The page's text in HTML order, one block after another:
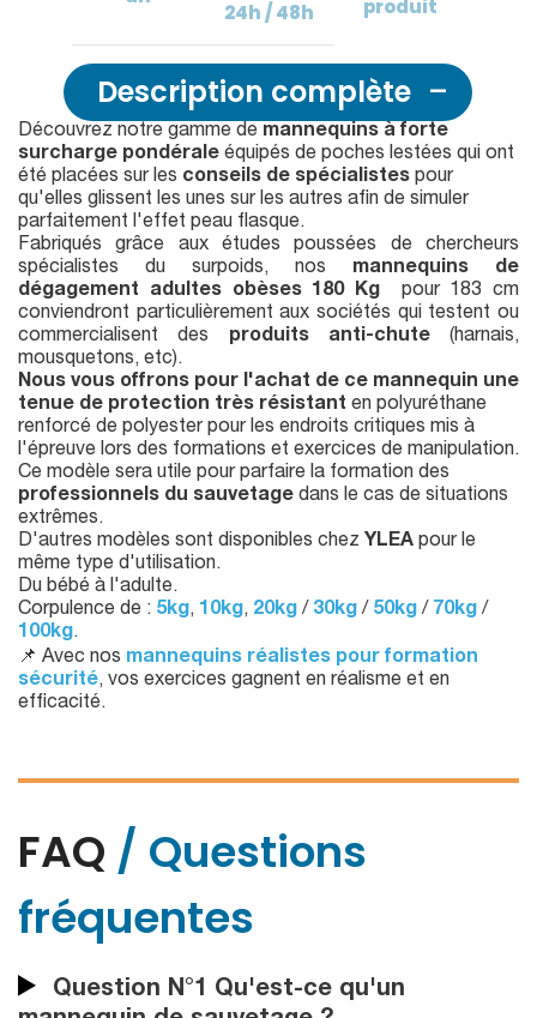
24h / 48h
produit
Description complète
Découvrez notre gamme de mannequins à forte
surcharge pondérale équipés de poches lestées qui ont
été placées sur les conseils de spécialistes pour
qu'elles glissent les unes sur les autres afin de simuler
parfaitement l'effet peau flasque.
Fabriqués grâce aux études poussées de chercheurs
spécialistes du surpoids, nos mannequins de
dégagement adultes obèses 180 Kg pour 183 cm
conviendront particulièrement aux sociétés qui testent ou
commercialisent des
produits anti-chute(harnais,
mousquetons, etc).
Nous vous offrons pour l'achat de ce mannequin une
tenue de protection très résistant en polyuréthane
renforcé de polyester pour les endroits critiques mis à
l'épreuve lors des formations et exercices de manipulation.
Ce modèle sera utile pour parfaire la formation des
professionnels du sauvetage dans le cas de situations
extrêmes.
D'autres modèles sont disponibles chez YLEA pour le
même type d'utilisation.
Du bébé à l'adulte.
Corpulence de : 5kg, 10kg, 20kg / 30kg / 50kg / 70kg /
100kg.
📌 Avec nos mannequins réalistes pour formation
sécurité, vos exercices gagnent en réalisme et en
efficacité.
FAQ / Questions
fréquentes
Question N°1 Qu'est-ce qu'un